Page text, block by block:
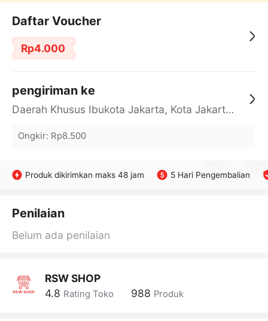
Daftar Voucher
Rp4.000
pengiriman ke
Daerah Khusus Ibukota Jakarta, Kota Jakarta Barat, Cengkareng, yy
Ongkir: Rp8.500
Produk dikirimkan maks 48 jam 5 Hari Pengembalian
Penilaian
Belum ada penilaian
RSW SHOP
4.8 Rating Toko 988 Produk